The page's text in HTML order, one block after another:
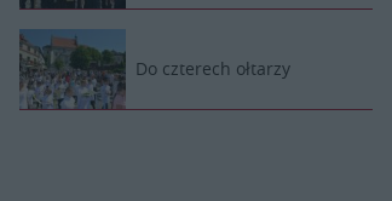
Do czterech ołtarzy